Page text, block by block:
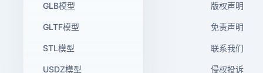
GLB模型
GLTF模型
STL模型
USDZ模型
版权声明
免责声明
联系我们
侵权投诉